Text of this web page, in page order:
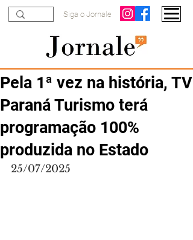
Siga o Jornale
Pela 1ª vez na história, TV
Paraná Turismo terá
programação 100%
produzida no Estado
25/07/2025